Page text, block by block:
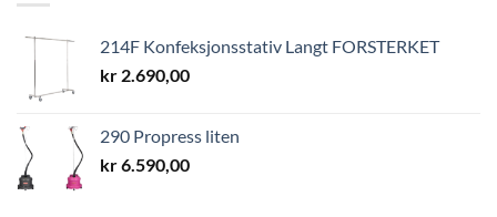
214F Konfeksjonsstativ Langt FORSTERKET
kr 2.690,00
290 Propress liten
kr6.590,00